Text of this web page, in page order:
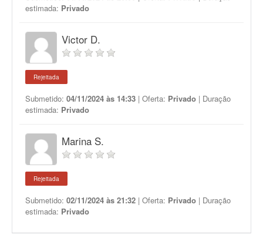
estimada: Privado
Victor D.
Rejeitada
Submetido: 04/11/2024 às 14:33 | Oferta: Privado | Duração
estimada: Privado
Marina S.
Rejeitada
Submetido: 02/11/2024 às 21:32 | Oferta: Privado | Duração
estimada: Privado